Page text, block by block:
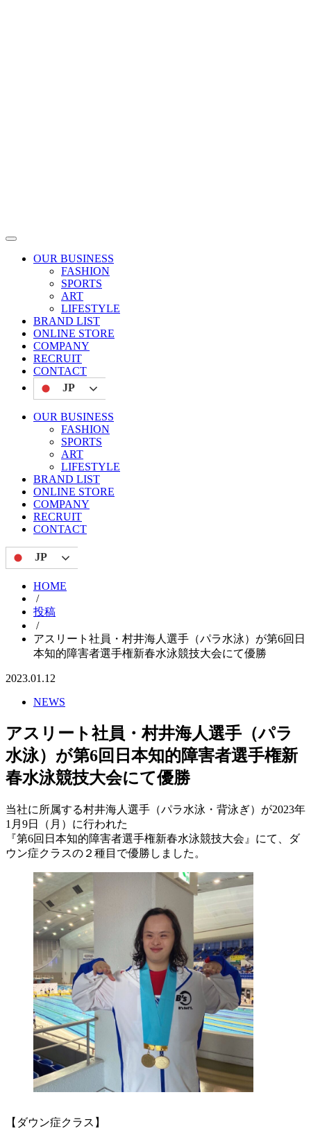
OUR BUSINESS
FASHION
SPORTS
ART
LIFESTYLE
BRAND LIST
ONLINE STORE
COMPANY
RECRUIT
CONTACT
JP
OUR BUSINESS
FASHION
SPORTS
ART
LIFESTYLE
BRAND LIST
ONLINE STORE
COMPANY
RECRUIT
CONTACT
JP
HOME
/
投稿
/
アスリート社員・村井海人選手（パラ水泳）が第6回日
本知的障害者選手権新春水泳競技大会にて優勝
2023.01.12
NEWS
アスリート社員・村井海人選手（パラ
水泳）が第6回日本知的障害者選手権新
春水泳競技大会にて優勝
当社に所属する村井海人選手（パラ水泳・背泳ぎ）が2023年
1月9日（月）に行われた
『第6回日本知的障害者選手権新春水泳競技大会』にて、ダ
ウン症クラスの２種目で優勝しました。
【ダウン症クラス】